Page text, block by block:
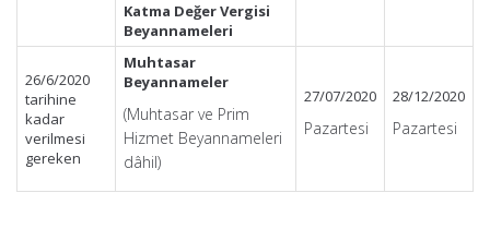
Katma Değer Vergisi
Beyannameleri
26/6/2020
tarihine
kadar
verilmesi
gereken
Muhtasar
Beyannameler
(Muhtasar ve Prim
Hizmet Beyannameleri
dâhil)
27/07/2020
Pazartesi
28/12/2020
Pazartesi